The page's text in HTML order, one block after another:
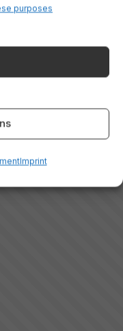
purposes
Imprint